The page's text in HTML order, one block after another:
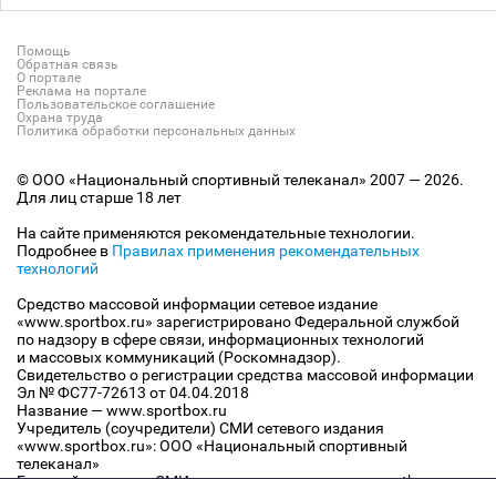
Помощь
Обратная связь
О портале
Реклама на портале
Пользовательское соглашение
Охрана труда
Политика обработки персональных данных
© ООО «Национальный спортивный телеканал» 2007 — 2026.
Для лиц старше 18 лет
На сайте применяются рекомендательные технологии.
Подробнее в Правилах применения рекомендательных
технологий
Средство массовой информации сетевое издание
«www.sportbox.ru» зарегистрировано Федеральной службой
по надзору в сфере связи, информационных технологий
и массовых коммуникаций (Роскомнадзор).
Свидетельство о регистрации средства массовой информации
Эл № ФС77-72613 от 04.04.2018
Название — www.sportbox.ru
Учредитель (соучредители) СМИ сетевого издания
«www.sportbox.ru»: ООО «Национальный спортивный
телеканал»